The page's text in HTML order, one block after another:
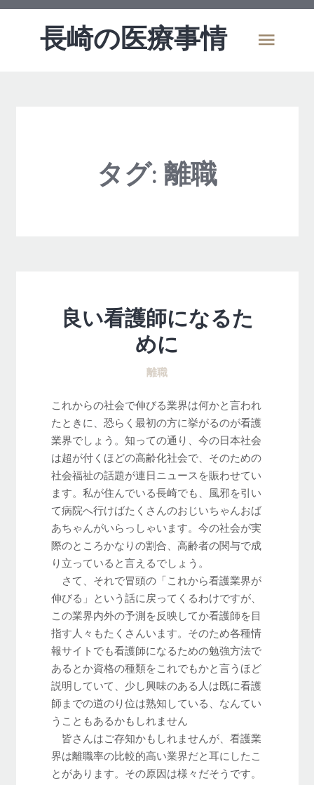
長崎の医療事情
タグ: 離職
良い看護師になるた
めに
離職
これからの社会で伸びる業界は何かと言われ
たときに、恐らく最初の方に挙がるのが看護
業界でしょう。知っての通り、今の日本社会
は超が付くほどの高齢化社会で、そのための
社会福祉の話題が連日ニュースを賑わせてい
ます。私が住んでいる長崎でも、風邪を引い
て病院へ行けばたくさんのおじいちゃんおば
あちゃんがいらっしゃいます。今の社会が実
際のところかなりの割合、高齢者の関与で成
り立っていると言えるでしょう。
さて、それで冒頭の「これから看護業界が
伸びる」という話に戻ってくるわけですが、
この業界内外の予測を反映してか看護師を目
指す人々もたくさんいます。そのため各種情
報サイトでも看護師になるための勉強方法で
あるとか資格の種類をこれでもかと言うほど
説明していて、少し興味のある人は既に看護
師までの道のり位は熟知している、なんてい
うこともあるかもしれません
皆さんはご存知かもしれませんが、看護業
界は離職率の比較的高い業界だと耳にしたこ
とがあります。その原因は様々だそうです。